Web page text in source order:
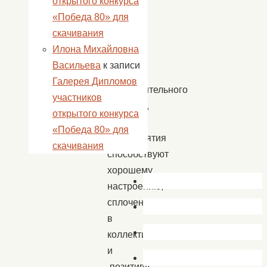
был
вручен
оздоровительного
эффекта,
такие
мероприятия
способствуют
хорошему
настроению,
сплоченности
в
коллективе
и
«Победа 80» для
скачивания
Илона Михайловна
Васильева к записи
Галерея Дипломов
участников
открытого конкурса
«Победа 80» для
скачивания